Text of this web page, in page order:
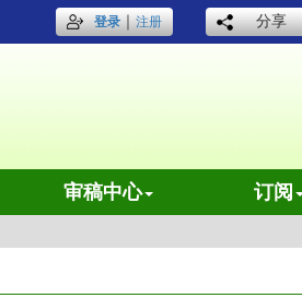
登录｜注册 分享
审稿中心 订阅